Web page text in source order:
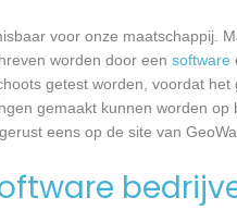
voor onze maatschappij.
worden door een software
getest worden, voordat
gemaakt kunnen worden
eens op de site van